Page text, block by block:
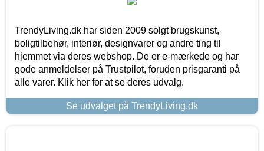
TrendyLiving.dk har siden 2009 solgt brugskunst,
boligtilbehør, interiør, designvarer og andre ting til
hjemmet via deres webshop. De er e-mærkede og har
gode anmeldelser på Trustpilot, foruden prisgaranti på
alle varer. Klik her for at se deres udvalg.
Se udvalget på TrendyLiving.dk